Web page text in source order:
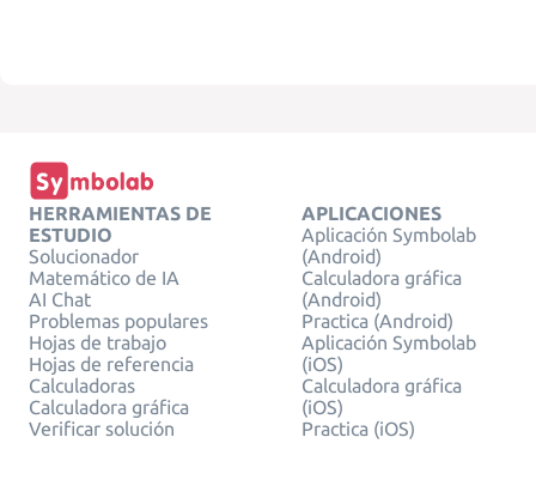
HERRAMIENTAS DE
ESTUDIO
Solucionador
Matemático de IA
AI Chat
Problemas populares
Hojas de trabajo
Hojas de referencia
Calculadoras
Calculadora gráfica
Verificar solución
APLICACIONES
Aplicación Symbolab
(Android)
Calculadora gráfica
(Android)
Practica (Android)
Aplicación Symbolab
(iOS)
Calculadora gráfica
(iOS)
Practica (iOS)